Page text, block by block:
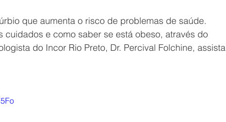
que aumenta o risco de problemas de saúde.
cuidados e como saber se está obeso, através do
do Incor Rio Preto, Dr. Percival Folchine, assista